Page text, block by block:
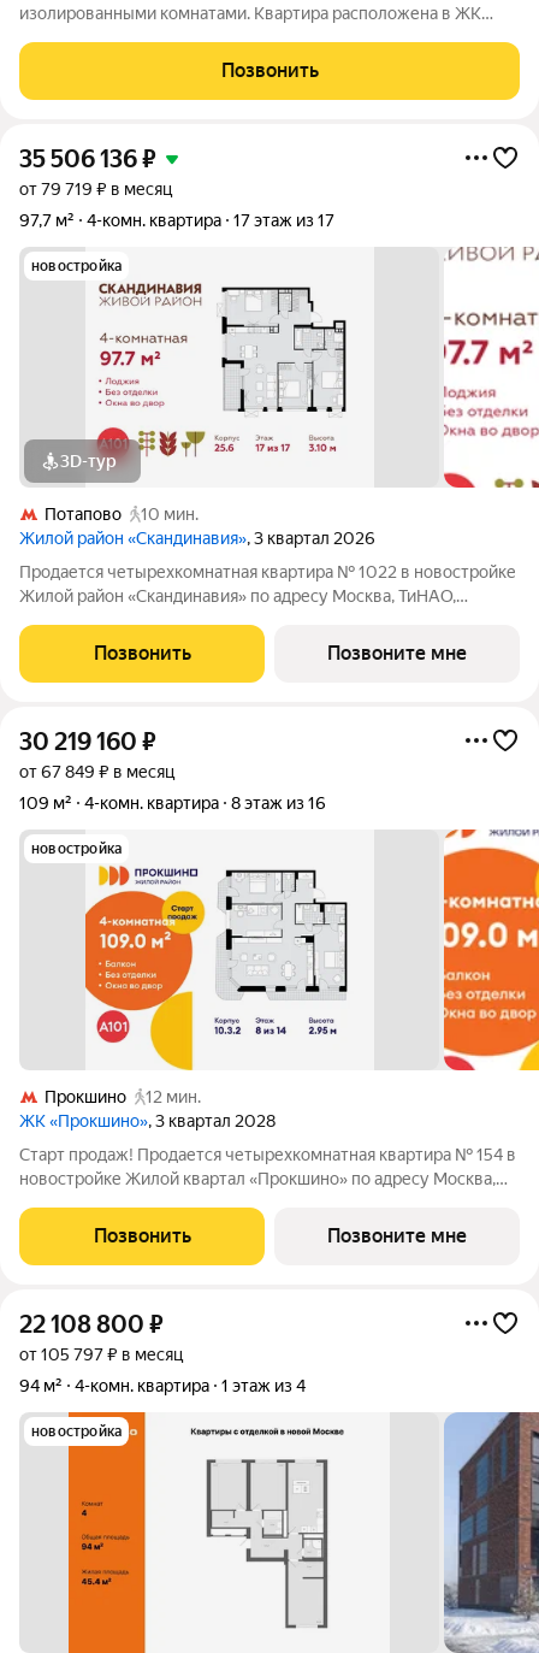
изолированными комнатами. Квартира расположена в ЖК
к.1, 6 этаж 11 - этажного монолитного дома, построенного в
2019 году, общая площадь
Позвонить
35 506 136₽
от 79 719 ₽ в месяц
97,7 м²
4-комн. квартира 17 этаж из 17
новостройка
3D-тур
Потапово
10 мин.
Жилой район «Скандинавия», 3 квартал 2026
Продается четырехкомнатная квартира № 1022 в новостройке
Жилой район «Скандинавия» по адресу Москва, ТиНАО,
Скандинавия, 25.6, район Коммунарка, Новомосковский
административный округ, Москва. Общая
Позвонить Позвоните мне
30 219 160 ₽
от 67 849 ₽ в месяц
109 м²
4-комн. квартира 8 этаж из 16
новостройка
Прокшино
12 мин.
ЖК «Прокшино», 3 квартал 2028
Старт продаж! Продается четырехкомнатная квартира № 154 в
новостройке Жилой квартал «Прокшино» по адресу Москва,
Новомосковский административный округ, район Коммунарка,
ЖК Прокшино, 7.1.3. Общая
Позвонить Позвоните мне
22 108 800 ₽
от 105 797 ₽ в месяц
94 м²
4-комн. квартира 1 этаж из 4
новостройка